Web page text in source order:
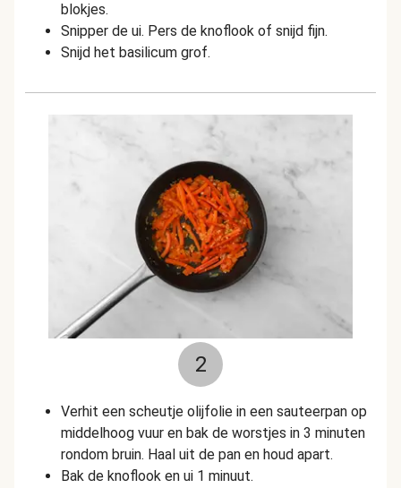
blokjes.
Snipper de ui. Pers de knoflook of snijd fijn.
Snijd het basilicum grof.
2
Verhit een scheutje olijfolie in een sauteerpan op
middelhoog vuur en bak de worstjes in 3 minuten
rondom bruin. Haal uit de pan en houd apart.
Bak de knoflook en ui 1 minuut.